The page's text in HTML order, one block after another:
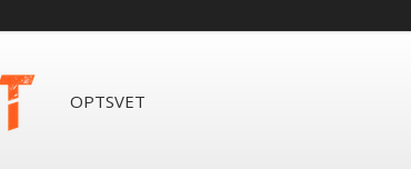
OPTSVET